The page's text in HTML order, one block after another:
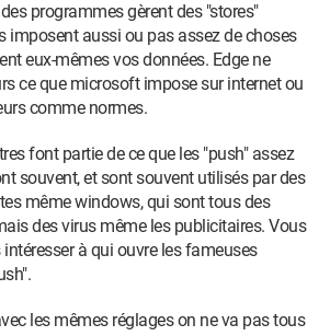
programmes gèrent des "stores"
imposent aussi ou pas assez de choses
eux-mêmes vos données. Edge ne
ce que microsoft impose sur internet ou
comme normes.
font partie de ce que les "push" assez
souvent, et sont souvent utilisés par des
même windows, qui sont tous des
des virus même les publicitaires. Vous
à qui ouvre les fameuses
les mêmes réglages on ne va pas tous